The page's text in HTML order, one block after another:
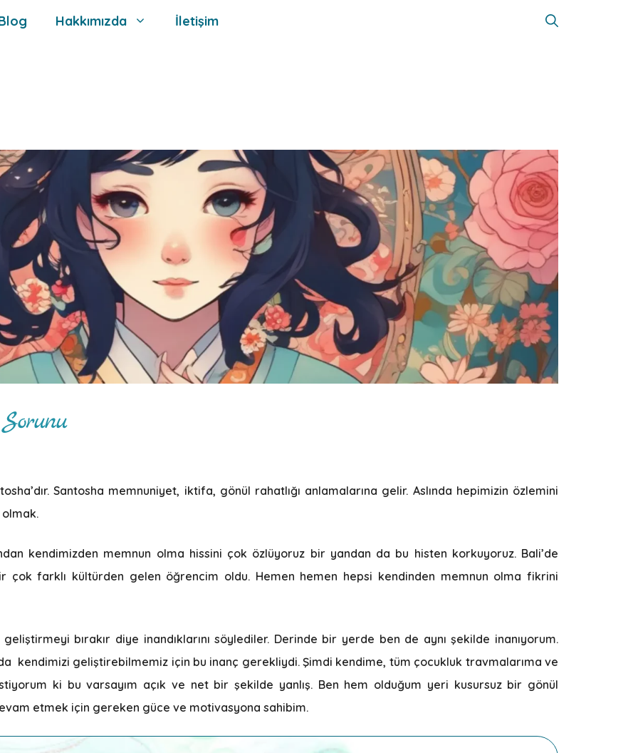
Hakkımızda İletişim
Santosha memnuniyet, iktifa, gönül rahatlığı anlamalarına gelir. Aslında hepimizin özlemini
kendimizden memnun olma hissini çok özlüyoruz bir yandan da bu histen korkuyoruz. Bali’de
çok farklı kültürden gelen öğrencim oldu. Hemen hemen hepsi kendinden memnun olma fikrini
bırakır diye inandıklarını söylediler. Derinde bir yerde ben de aynı şekilde inanıyorum.
kendimizi geliştirebilmemiz için bu inanç gerekliydi. Şimdi kendime, tüm çocukluk travmalarıma ve
ki bu varsayım açık ve net bir şekilde yanlış. Ben hem olduğum yeri kusursuz bir gönül
etmek için gereken güce ve motivasyona sahibim.